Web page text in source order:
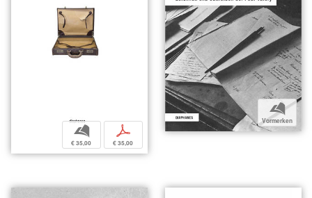
b
€ 35,00
p
€ 35,00
b
Vormerken